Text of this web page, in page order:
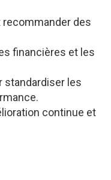
des
financières et les
standardiser les
continue et